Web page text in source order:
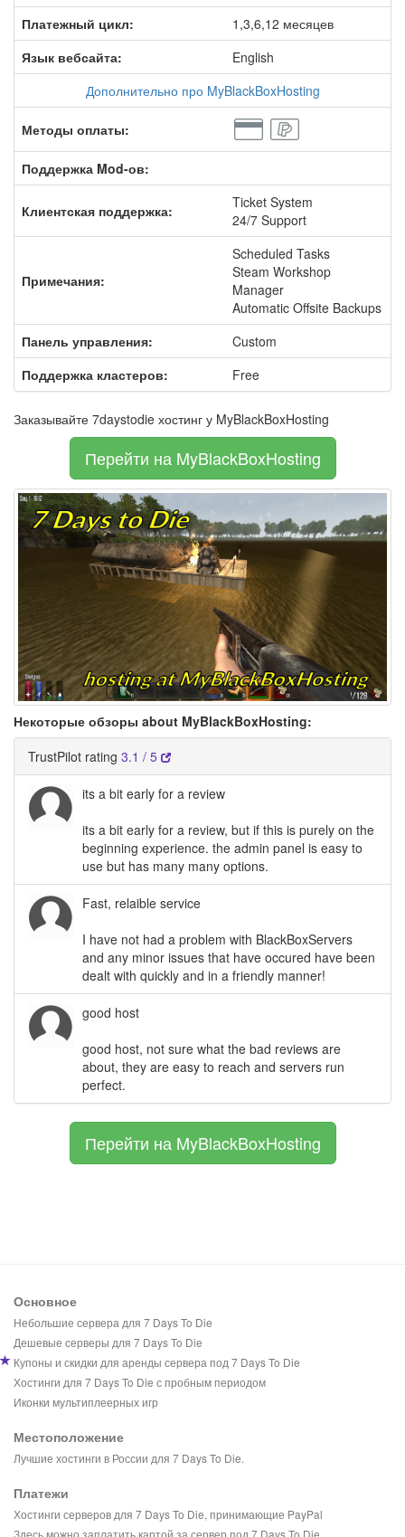
Платежный цикл:
1,3,6,12 месяцев
Язык вебсайта:
English
Дополнительно про MyBlackBoxHosting
Методы оплаты:
Поддержка Mod-ов:
Клиентская поддержка:
Ticket System
24/7 Support
Примечания:
Scheduled Tasks
Steam Workshop
Manager
Automatic Offsite Backups
Панель управления:
Custom
Поддержка кластеров:
Free
Заказывайте 7daystodie хостинг у MyBlackBoxHosting
Перейти на MyBlackBoxHosting
Некоторые обзоры about MyBlackBoxHosting:
TrustPilot rating 3.1 / 5
its a bit early for a review
its a bit early for a review, but if this is purely on the
beginning experience. the admin panel is easy to
use but has many many options.
Fast, relaible service
I have not had a problem with BlackBoxServers
and any minor issues that have occured have been
dealt with quickly and in a friendly manner!
good host
good host, not sure what the bad reviews are
about, they are easy to reach and servers run
perfect.
Перейти на MyBlackBoxHosting
Основное
Небольшие сервера для 7 Days To Die
Дешевые серверы для 7 Days To Die
Купоны и скидки для аренды сервера под 7 Days To Die
Хостинги для 7 Days To Die с пробным периодом
Иконки мультиплеерных игр
Местоположение
Лучшие хостинги в России для 7 Days To Die.
Платежи
Хостинги серверов для 7 Days To Die, принимающие PayPal
Здесь можно заплатить картой за сервер под 7 Days To Die